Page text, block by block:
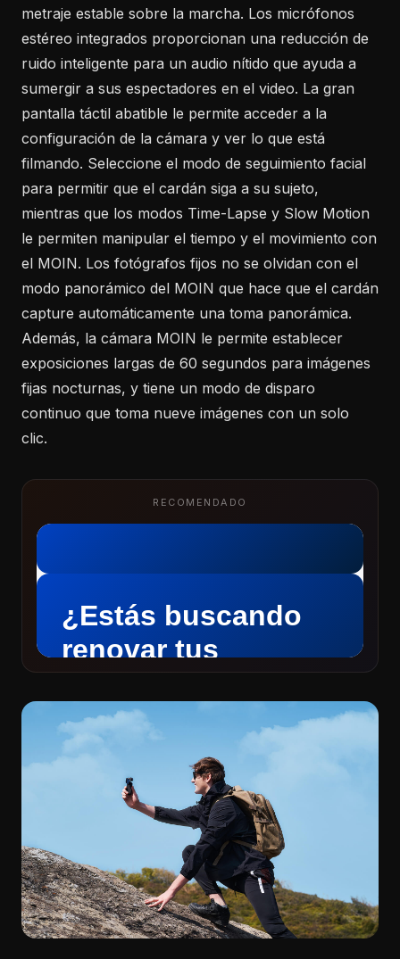
metraje estable sobre la marcha. Los micrófonos
estéreo integrados proporcionan una reducción de
ruido inteligente para un audio nítido que ayuda a
sumergir a sus espectadores en el video. La gran
pantalla táctil abatible le permite acceder a la
configuración de la cámara y ver lo que está
filmando. Seleccione el modo de seguimiento facial
para permitir que el cardán siga a su sujeto,
mientras que los modos Time-Lapse y Slow Motion
le permiten manipular el tiempo y el movimiento con
el MOIN. Los fotógrafos fijos no se olvidan con el
modo panorámico del MOIN que hace que el cardán
capture automáticamente una toma panorámica.
Además, la cámara MOIN le permite establecer
exposiciones largas de 60 segundos para imágenes
fijas nocturnas, y tiene un modo de disparo
continuo que toma nueve imágenes con un solo
clic.
RECOMENDADO